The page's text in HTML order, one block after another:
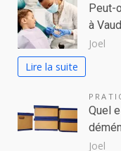
Peut-
à
Joel
Lire la suite
Quel
Joel